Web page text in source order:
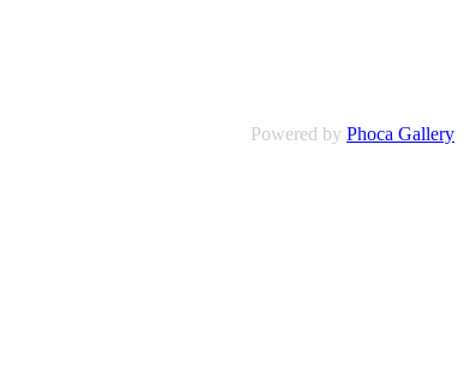
Powered by Phoca Gallery